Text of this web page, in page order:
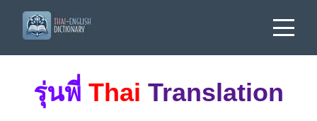
รุ่นพี่ Thai Translation